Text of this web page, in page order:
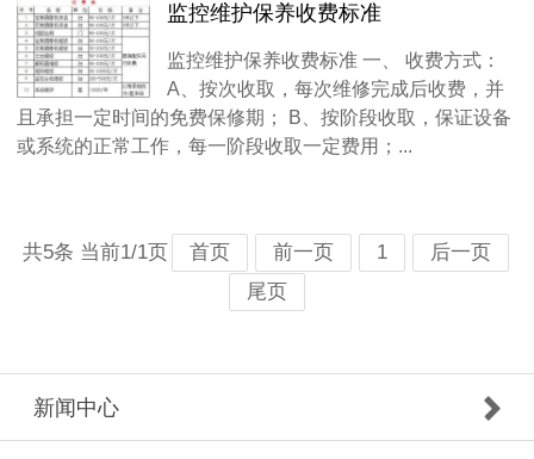
监控维护保养收费标准
监控维护保养收费标准 一、 收费方式：
A、按次收取，每次维修完成后收费，并
且承担一定时间的免费保修期； B、按阶段收取，保证设备
或系统的正常工作，每一阶段收取一定费用；...
共5条 当前1/1页 首页 前一页 1
后一页
尾页
新闻中心